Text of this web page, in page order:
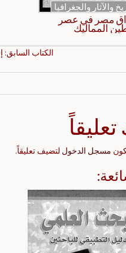
والآثار والجغرافيا
مصر في عصر
المماليك
الكتاب السابق:
مسجل الدخول لتضيف تعليقاً.